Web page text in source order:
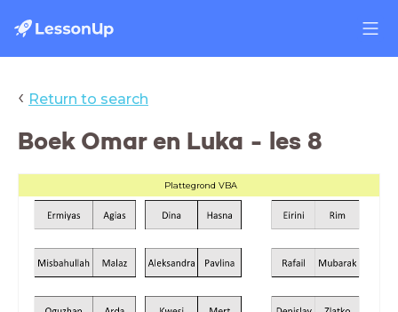
‹ Return to search
Boek Omar en Luka - les 8
Plattegrond VBA